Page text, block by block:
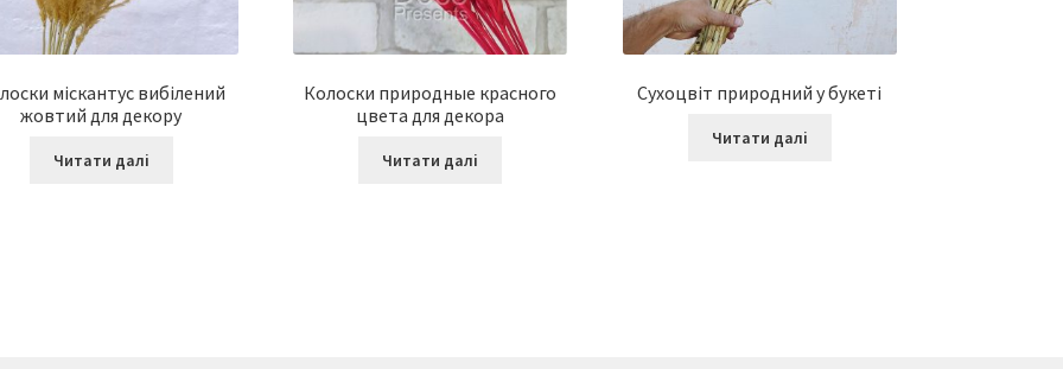
міскантус вибілений
жовтий для декору
Читати далі
Колоски природные красного
цвета для декора
Читати далі
Сухоцвіт природний у букеті
Читати далі